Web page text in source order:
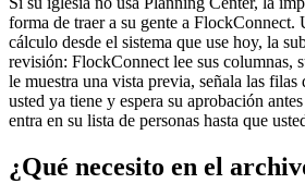
forma de traer a su gente a FlockConnect.
cálculo desde el sistema que use hoy, la
revisión: FlockConnect lee sus columnas,
le muestra una vista previa, señala las filas
usted ya tiene y espera su aprobación
entra en su lista de personas hasta que
¿Qué necesito en el